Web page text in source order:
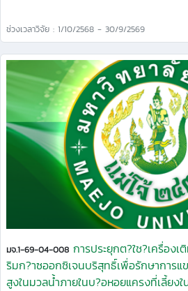
ช่วงเวลาวิจัย : 1/10/2568 - 30/9/2569
มจ.1-69-04-008 การประยุกต?ใช?เครื่อง
ริมก?าซออกซิเจนบริสุทธิ์เพื่อรักษาการ
สูงในมวลนํ้าภายในบ?อหอยแครงที่เลี้ยง